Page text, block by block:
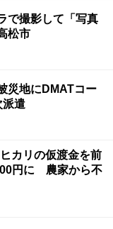
で撮影して「写真
松市
災地にDMATコー
派遣
カリの仮渡金を前
円に 農家から不